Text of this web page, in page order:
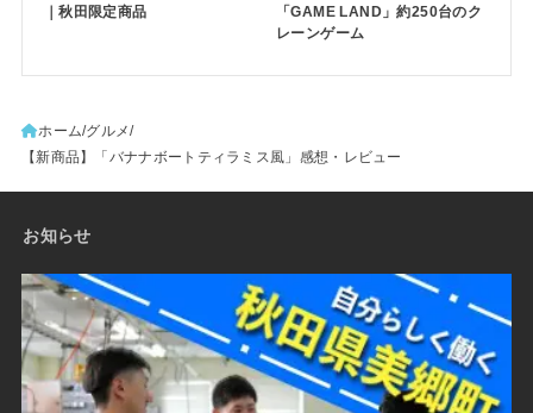
｜秋田限定商品
「GAME LAND」約250台のク
レーンゲーム
ホーム グルメ
【新商品】「バナナボートティラミス風」感想・レビュー
お知らせ